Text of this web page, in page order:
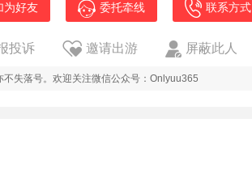
为好友 委托牵线 联系方式
投诉 邀请出游 屏蔽此人
失落号。欢迎关注微信公众号：Onlyuu365